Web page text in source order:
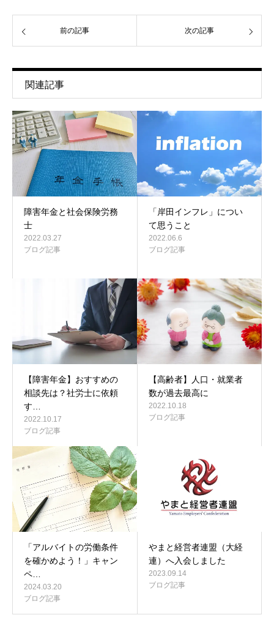
前の記事 次の記事
関連記事
障害年金と社会保険労務
士
2022.03.27
ブログ記事
「岸田インフレ」につい
て思うこと
2022.06.6
ブログ記事
【障害年金】おすすめの
相談先は？社労士に依頼
す…
2022.10.17
ブログ記事
【高齢者】人口・就業者
数が過去最高に
2022.10.18
ブログ記事
「アルバイトの労働条件
を確かめよう！」キャン
ペ…
2024.03.20
ブログ記事
やまと経営者連盟（大経
連）へ入会しました
2023.09.14
ブログ記事